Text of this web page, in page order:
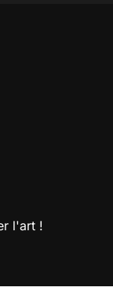
l'art !